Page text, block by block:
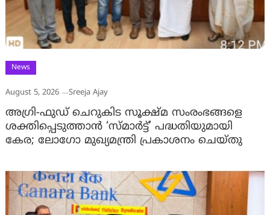
News
August 5, 2026 Sreeja Ajay
അഗ്രി-ഫുഡ് ചെറുകിട സൂക്ഷ്മ സംരംഭങ്ങളെ
ശക്തിപ്പെടുത്താന്‍ ‘സ്മാര്‍ട്ട്’ പദ്ധതിയുമായി
കേര; ലോഗോ മുഖ്യമന്ത്രി പ്രകാശനം ചെയ്തു